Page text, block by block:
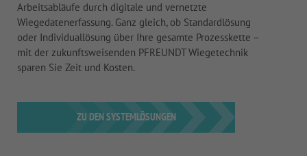
Arbeitsabläufe durch digitale und vernetzte
Wiegedatenerfassung. Ganz gleich, ob Standardlösung
oder Individuallösung über Ihre gesamte Prozesskette –
mit der zukunftsweisenden PFREUNDT Wiegetechnik
sparen Sie Zeit und Kosten.
ZU DEN SYSTEMLÖSUNGEN